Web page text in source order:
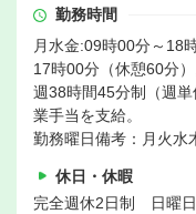
勤務時間
月水金:09時00分～18
17時00分（休憩60分
週38時間45分制（週
業手当を支給。
勤務曜日備考：月火水
休日・休暇
完全週休2日制 日